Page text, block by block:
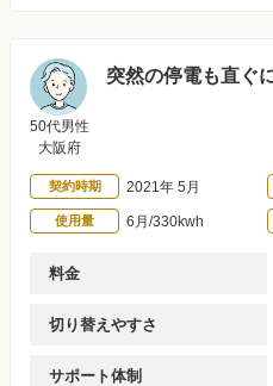
突然の停電も直ぐ
50代男性
大阪府
契約時期 2021年 5月
使用量 6月/330kwh
料金
切り替えやすさ
サポート体制